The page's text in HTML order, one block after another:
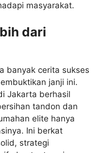
masyarakat.
dari
banyak cerita sukses
janji ini.
Jakarta berhasil
tandon dan
elite hanya
Ini berkat
strategi